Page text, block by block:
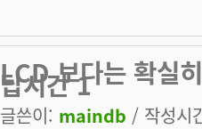
LCD 보다는 확실
답시간 1
글쓴이: maindb / 작성시